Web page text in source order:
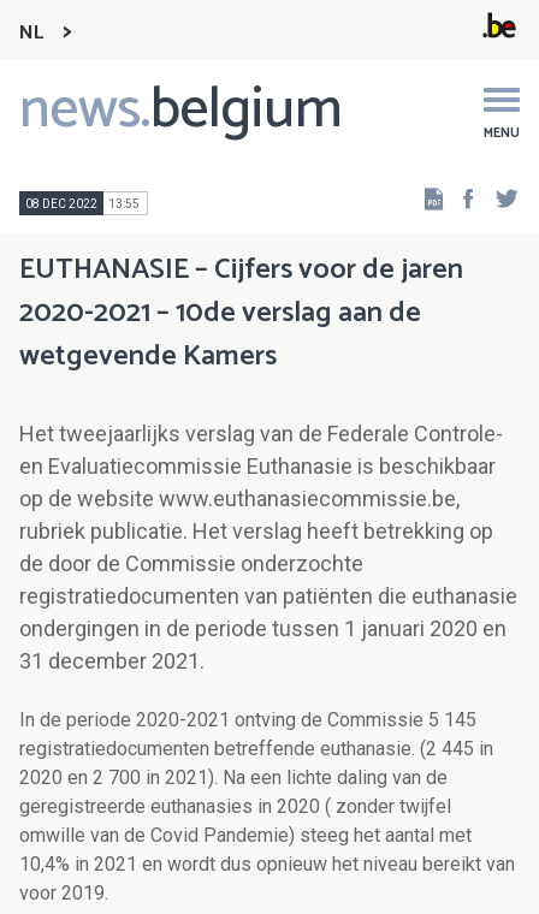
NL
news.belgium MENU
Main
navigation
08 DEC 2022 13:55
EUTHANASIE – Cijfers voor de jaren
2020-2021 – 10de verslag aan de
wetgevende Kamers
Het tweejaarlijks verslag van de Federale Controle-
en Evaluatiecommissie Euthanasie is beschikbaar
op de website www.euthanasiecommissie.be,
rubriek publicatie. Het verslag heeft betrekking op
de door de Commissie onderzochte
registratiedocumenten van patiënten die euthanasie
ondergingen in de periode tussen 1 januari 2020 en
31 december 2021.
In de periode 2020-2021 ontving de Commissie 5 145
registratiedocumenten betreffende euthanasie. (2 445 in
2020 en 2 700 in 2021). Na een lichte daling van de
geregistreerde euthanasies in 2020 ( zonder twijfel
omwille van de Covid Pandemie) steeg het aantal met
10,4% in 2021 en wordt dus opnieuw het niveau bereikt van
voor 2019.